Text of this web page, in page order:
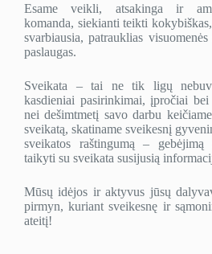
Esame veikli, atsakinga ir
komanda, siekianti teikti
svarbiausia, patrauklias
paslaugas.
Sveikata – tai ne tik ligų
kasdieniai pasirinkimai, įpročiai
nei dešimtmetį savo darbu
sveikatą, skatiname sveikesnį
sveikatos raštingumą –
taikyti su sveikata susijusią
Mūsų idėjos ir aktyvus jūsų
pirmyn, kuriant sveikesnę ir
ateitį!